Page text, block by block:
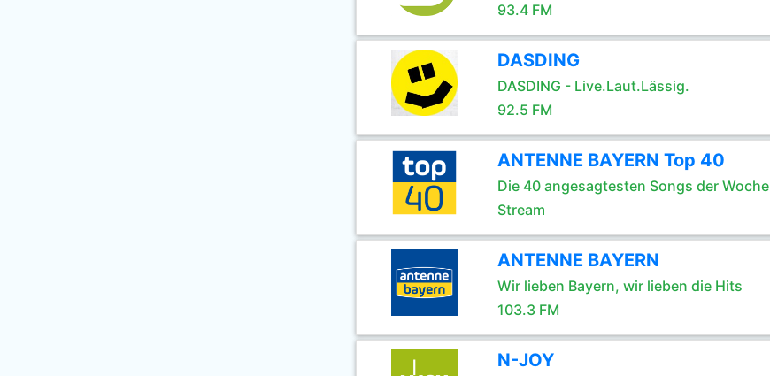
93.4 FM
DASDING
DASDING - Live.Laut.Lässig.
92.5 FM
ANTENNE BAYERN Top 40
Die 40 angesagtesten Songs der Woche
Stream
ANTENNE BAYERN
Wir lieben Bayern, wir lieben die Hits
103.3 FM
N-JOY